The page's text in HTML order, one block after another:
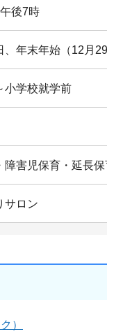
後7時
、年末年始（12月29
小学校就学前
障害児保育・延長保
サロン
）